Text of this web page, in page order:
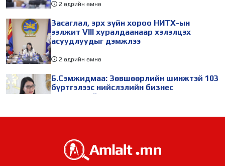
2 өдрийн өмнө
Засаглал, эрх зүйн хороо НИТХ-ын
ээлжит VIII хуралдаанаар хэлэлцэх
асуудлуудыг дэмжлээ
2 өдрийн өмнө
Б.Сэмжидмаа: Зөвшөөрлийн шинжтэй 103
бүртгэлээс нийслэлийн бизнес
эрхлэгчдийг чөлөөллөө
төсвийн талаарх ерөнхий хяналтын
сонсгол зохион байгуулсан байна